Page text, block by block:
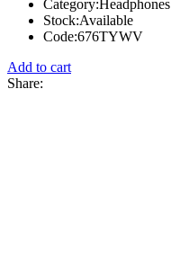
Category:Headphones
Stock:Available
Code:676TYWV
Add to cart
Share: